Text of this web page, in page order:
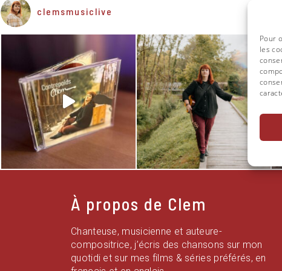
Pour
les
clemsmusiclive
À propos de Clem
Chanteuse, musicienne et auteure-
compositrice, j’écris des chansons sur mon
quotidi et sur mes films & séries préférés, en